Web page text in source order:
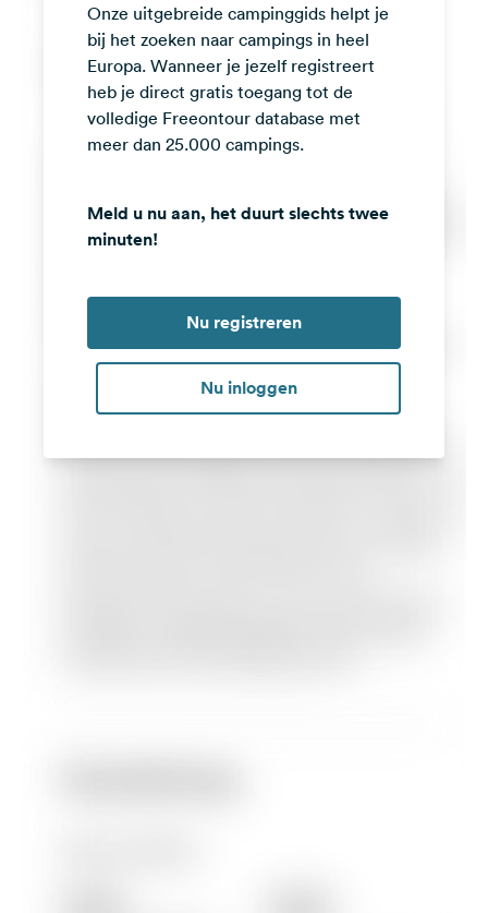
Facebook
Instagram
Onze uitgebreide campinggids helpt je
bij het zoeken naar campings in heel
Europa. Wanneer je jezelf registreert
heb je direct gratis toegang tot de
volledige Freeontour database met
meer dan 25.000 campings.
Meld u nu aan, het duurt slechts twee
minuten!
Nu registreren
Nu inloggen